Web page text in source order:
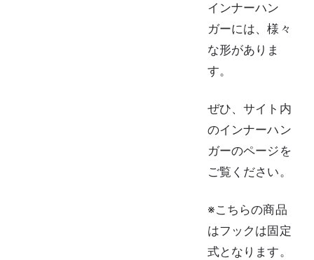
インナーハン
ガーには、様々
な形がありま
す。
ぜひ、サイト内
のインナーハン
ガーのページを
ご覧ください。
※こちらの商品
はフックは固定
式となります。